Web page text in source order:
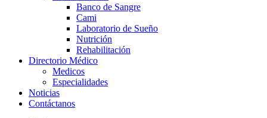
Banco de Sangre
Cami
Laboratorio de Sueño
Nutrición
Rehabilitación
Directorio Médico
Medicos
Especialidades
Noticias
Contáctanos